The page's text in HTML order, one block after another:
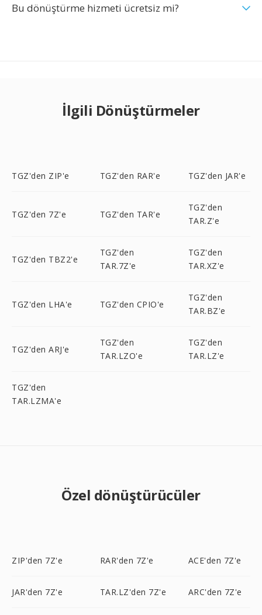
Bu dönüştürme hizmeti ücretsiz mi?
İlgili Dönüştürmeler
TGZ'den ZIP'e TGZ'den RAR'e TGZ'den JAR'e
TGZ'den 7Z'e TGZ'den TAR'e
TGZ'den
TAR.Z'e
TGZ'den TBZ2'e
TGZ'den
TAR.7Z'e
TGZ'den
TAR.XZ'e
TGZ'den LHA'e TGZ'den CPIO'e
TGZ'den
TAR.BZ'e
TGZ'den ARJ'e
TGZ'den
TAR.LZO'e
TGZ'den
TAR.LZ'e
TGZ'den
TAR.LZMA'e
Özel dönüştürücüler
ZIP'den 7Z'e RAR'den 7Z'e ACE'den 7Z'e
JAR'den 7Z'e TAR.LZ'den 7Z'e ARC'den 7Z'e